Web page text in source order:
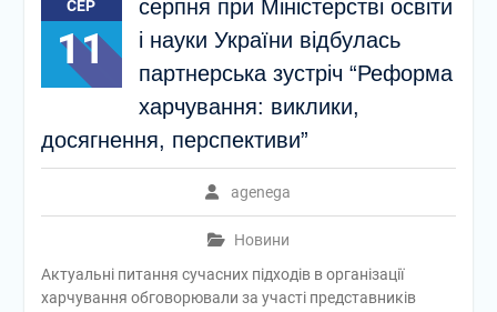
СЕР
11
серпня при Міністерстві освіти
і науки України відбулась
партнерська зустріч “Реформа
харчування: виклики,
досягнення, перспективи”
agenega
Новини
Актуальні питання сучасних підходів в організації
харчування обговорювали за участі представників